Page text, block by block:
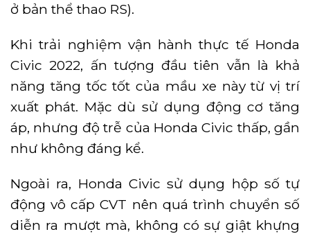
ở bản thể thao RS).
Khi trải nghiệm vận hành thực tế Honda
Civic 2022, ấn tượng đầu tiên vẫn là khả
năng tăng tốc tốt của mầu xe này từ vị trí
xuất phát. Mặc dù sử dụng động cơ tăng
áp, nhưng độ trễ của Honda Civic thấp, gần
như không đáng kể.
Ngoài ra, Honda Civic sử dụng hộp số tự
động vô cấp CVT nên quá trình chuyển số
diễn ra mượt mà, không có sự giật khựng